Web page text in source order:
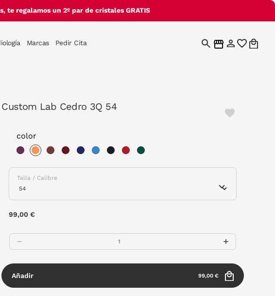
te regalamos un 2º par de cristales GRATIS
Marcas Pedir Cita
Custom Lab Cedro 3Q 54
color
Talla / Calibre
99,00 €
Añadir 99,00 €